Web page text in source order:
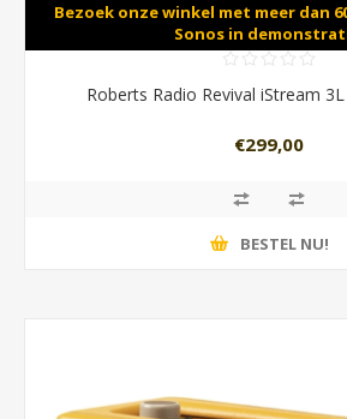
Bezoek onze winkel met meer dan
Sonos in
Roberts Radio Revival iStream
€299,00
BESTEL NU!